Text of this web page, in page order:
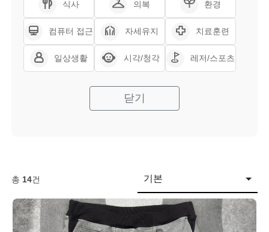
식사 의복 환경
컴퓨터 접근 자세유지 치료훈련
일상생활 시각/청각 레저/스포츠
닫기
총 14건 기본